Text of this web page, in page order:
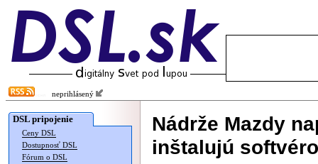
neprihlásený
DSL pripojenie
Ceny DSL
Dostupnosť DSL
Fórum o DSL
Nádrže Mazdy
inštalujú